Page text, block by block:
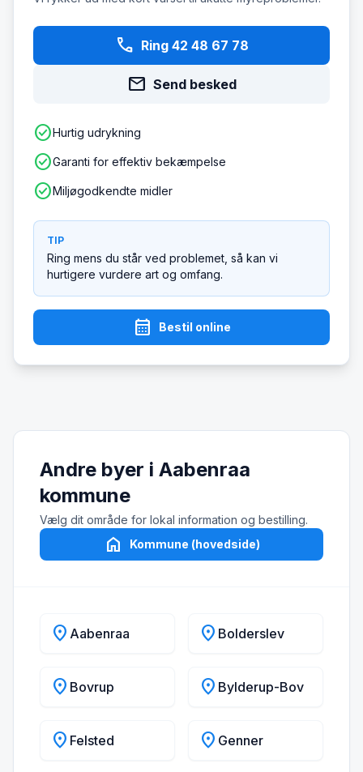
phone Ring 42 48 67 78
mail Send besked
check_circleHurtig udrykning
check_circleGaranti for effektiv bekæmpelse
check_circleMiljøgodkendte midler
TIP
Ring mens du står ved problemet, så kan vi
hurtigere vurdere art og omfang.
calendar_month Bestil online
Andre byer i Aabenraa
kommune
Vælg dit område for lokal information og bestilling.
home Kommune (hovedside)
location_on Aabenraa location_on Bolderslev
location_on Bovrup location_on Bylderup-Bov
location_on Felsted location_on Genner